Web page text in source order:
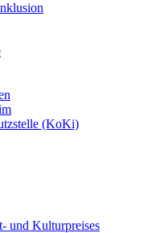
(KoKi)
und Kulturpreises